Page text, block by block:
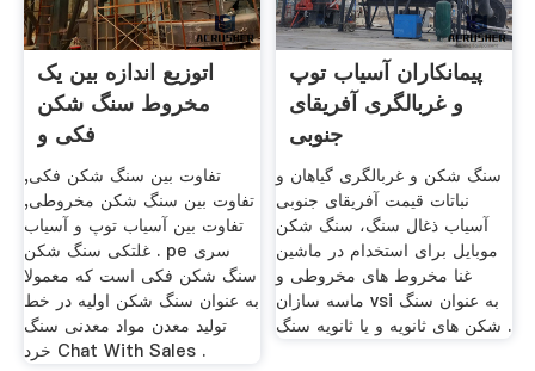
اتوزیع اندازه بین یک
مخروط سنگ شکن
فکی و
تفاوت بین سنگ شکن فکی,
تفاوت بین سنگ شکن مخروطی,
تفاوت بین آسیاب توپ و آسیاب
غلتکی سنگ شکن . pe سری
سنگ شکن فکی است که معمولا
به عنوان سنگ شکن اولیه در خط
تولید معدن مواد معدنی سنگ
خرد Chat With Sales .
پیمانکاران آسیاب توپ
و غربالگری آفریقای
جنوبی
سنگ شکن و غربالگری گیاهان و
نباتات قیمت آفریقای جنوبی
آسیاب ذغال سنگ، سنگ شکن
موبایل برای استخدام در ماشین
غنا مخروط های مخروطی و
ماسه سازان vsi به عنوان سنگ
شکن های ثانویه و یا ثانویه سنگ .